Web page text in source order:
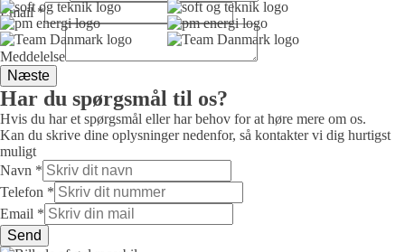
Email*
Meddelelse
Næste
Har du spørgsmål til os?
Hvis du har et spørgsmål eller har behov for at høre mere om os.
Kan du skrive dine oplysninger nedenfor, så kontakter vi dig hurtigst
muligt
Navn *
Telefon
Telefon
Telefon
Telefon *
Email *
Send